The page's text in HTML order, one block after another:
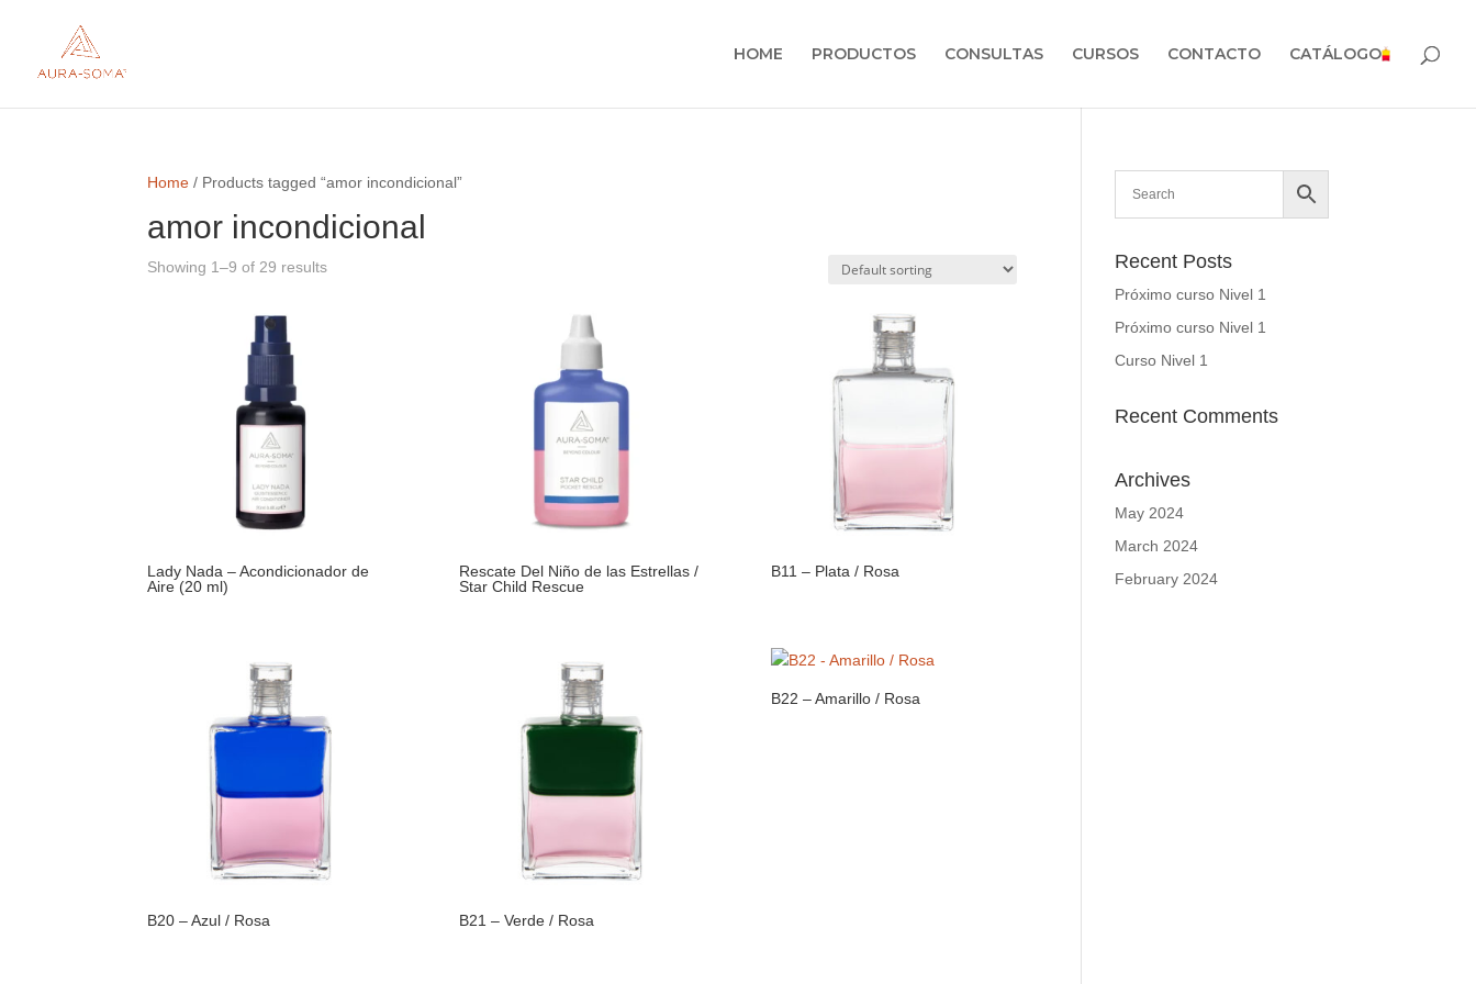
HOME PRODUCTOS CONSULTAS CURSOS CONTACTO CATÁLOGO
Home / Products tagged “amor incondicional”
amor incondicional
Showing 1–9 of 29 results
Lady Nada – Acondicionador de
Aire (20 ml)
Rescate Del Niño de las Estrellas /
Star Child Rescue
B11 – Plata / Rosa
B20 – Azul / Rosa B21 – Verde / Rosa
B22 – Amarillo / Rosa
Recent Posts
Próximo curso Nivel 1
Próximo curso Nivel 1
Curso Nivel 1
Recent Comments
Archives
May 2024
March 2024
February 2024